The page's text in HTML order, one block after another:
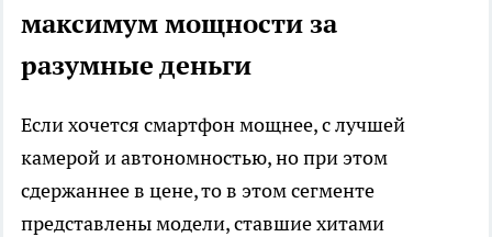
максимум мощности за
разумные деньги
Если хочется смартфон мощнее, с лучшей
камерой и автономностью, но при этом
сдержаннее в цене, то в этом сегменте
представлены модели, ставшие хитами